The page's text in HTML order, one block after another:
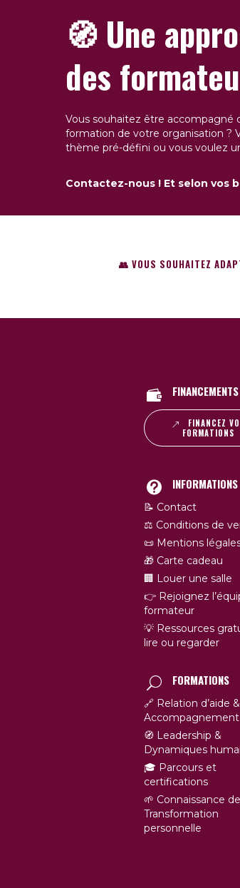
🧭 Une
des
Vous souhaitez être accompagné
formation de votre organisation ?
thème pré-défini ou vous voulez
Contactez-nous ! Et selon vos
👥 VOUS SOUHAITEZ
FINANCEMENTS
FINANCEZ
FORMATIONS
INFORMATIONS
📝 Contact
⚖️ Conditions de
📜 Mentions
🎁 Carte cadeau
🏢 Louer une salle
👉 Rejoignez
formateur
💡 Ressources
lire ou regarder
FORMATIONS
🔗 Relation d’aide &
Accompagnement
🧭 Leadership &
Dynamiques
🎓 Parcours et
certifications
🌱 Connaissance
Transformation
personnelle